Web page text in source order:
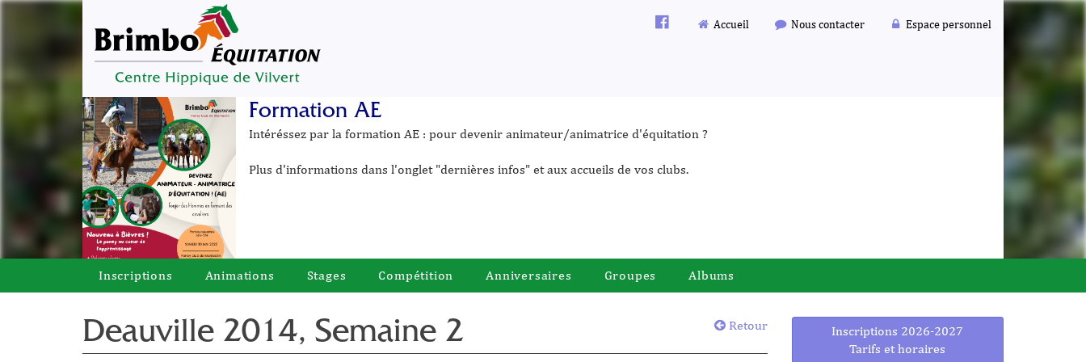
Accueil Nous contacter Espace personnel
Formation AE
Intéréssez par la formation AE : pour devenir animateur/animatrice d'équitation ?
Plus d'informations dans l'onglet "dernières infos" et aux accueils de vos clubs.
Inscriptions Animations Stages Compétition Anniversaires Groupes Albums
Retour
Deauville 2014, Semaine 2
Inscriptions 2026-2027
Tarifs et horaires